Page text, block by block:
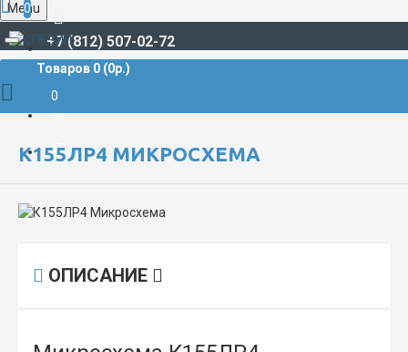
+7 (812) 507-02-72
Menu
0
Товаров 0 (0р.)
0
РАДИОДЕТАЛИ И РАДИОЭЛЕКТРОННЫЕ КОМПОНЕНТЫ
К155ЛР4 МИКРОСХЕМА
ОПИСАНИЕ